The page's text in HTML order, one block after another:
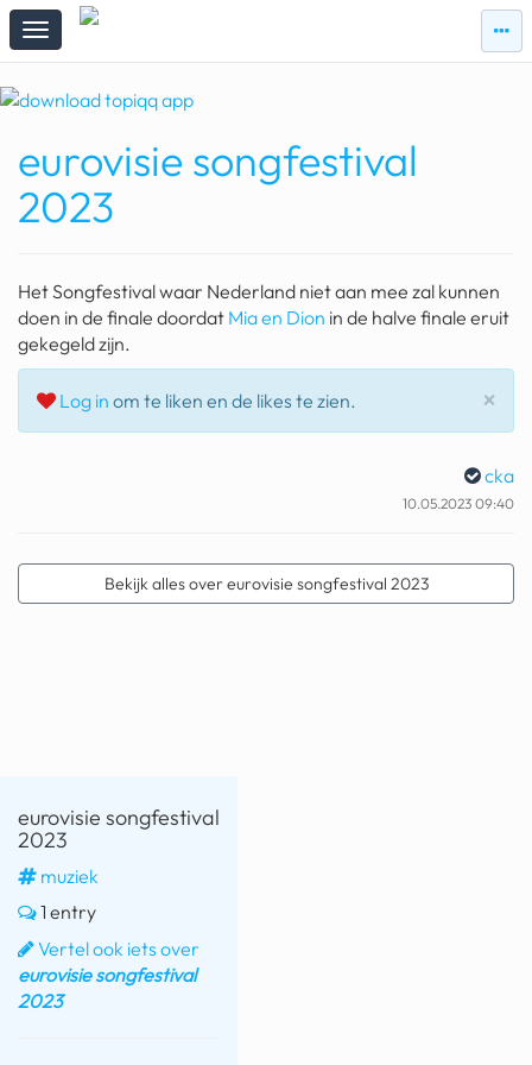
zie
topiqqs
zie
#vandaag
Topiqqs Reacties
spelen bij beelen
pokemon kaarten
fomo
21.4 procent btw
wibra
chinese automerken
bakelse princess taart
dunkin donuts
ryanair
eurovisie songfestival
2023
Het Songfestival waar Nederland niet aan mee zal kunnen
doen in de finale doordat Mia en Dion in de halve finale eruit
gekegeld zijn.
×
Log in om te liken en de likes te zien.
cka
10.05.2023 09:40
Bekijk alles over eurovisie songfestival 2023
eurovisie songfestival
2023
muziek
1 entry
Vertel ook iets over
eurovisie songfestival
2023